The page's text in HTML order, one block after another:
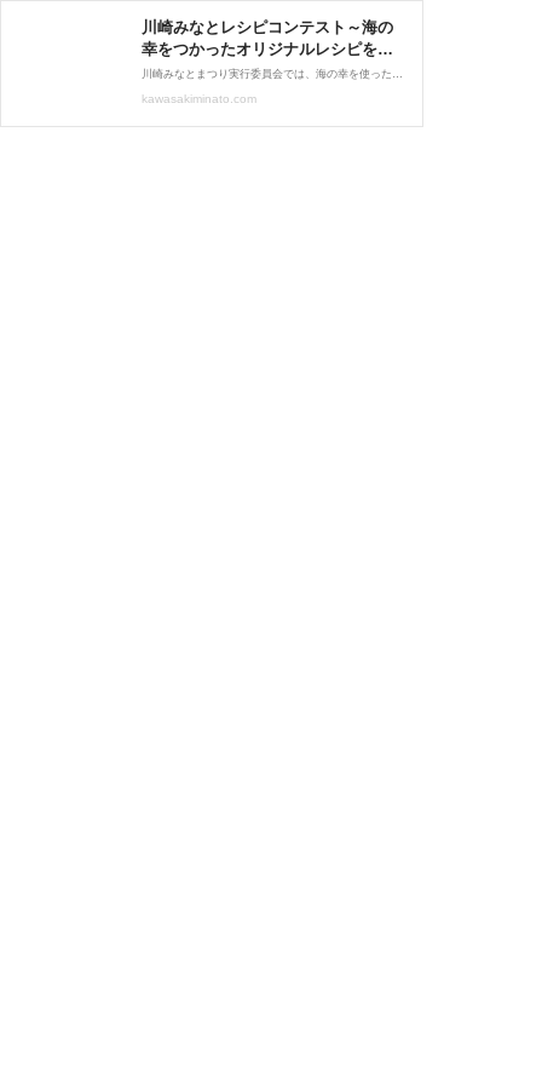
川崎みなとレシピコンテスト～海の
幸をつかったオリジナルレシピを大
募集！～ - 第48回 川崎みなと祭り
川崎みなとまつり実行委員会では、海の幸を使ったオリジナルレシピの募集を行います。 川崎が好きな人、海が好きな人、料理が好きな人は、 どなたでも参加可能です♪ 優秀賞に選ばれたレシピは川崎みなとまつりのHP等で公開し、 シ […]
kawasakiminato.com